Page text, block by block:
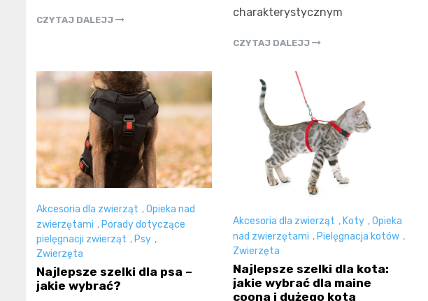
CZYTAJ DALEJJ
charakterystycznym
CZYTAJ DALEJJ
Akcesoria dla zwierząt ,Opieka nad
zwierzętami , Porady dotyczące
pielęgnacji zwierząt , Psy ,
Zwierzęta
Najlepsze szelki dla psa –
jakie wybrać?
Akcesoria dla zwierząt , Koty ,Opieka
nad zwierzętami , Pielęgnacja kotów ,
Zwierzęta
Najlepsze szelki dla kota:
jakie wybrać dla maine
coona i dużego kota